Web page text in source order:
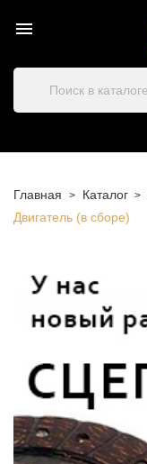

Главная Каталог
Двигатель (в сборе)